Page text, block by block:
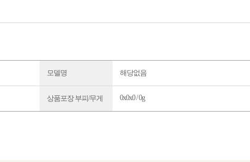
모델명 해당없음
상품포장 부피/무게 0x0x0 / 0g